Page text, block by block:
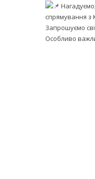
спрямування з
Запрошуємо
Особливо